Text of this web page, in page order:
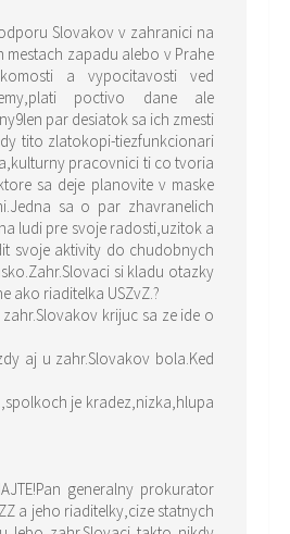
Slovakov v zahranici na
zapadu alebo v Prahe
a vypocitavosti ved
poctivo dane ale
par desiatok sa ich zmesti
tito zlatokopi-tiezfunkcionari
pracovnici ti co tvoria
sa deje planovite v maske
sa o par zhavranelich
ludi pre svoje radosti,uzitok a
svoje aktivity do chudobnych
si kladu otazky
riaditelka USZvZ.?
krijuc sa ze ide o
je kradez,nizka,hlupa
generalny prokurator
a jeho riaditelky,cize statnych